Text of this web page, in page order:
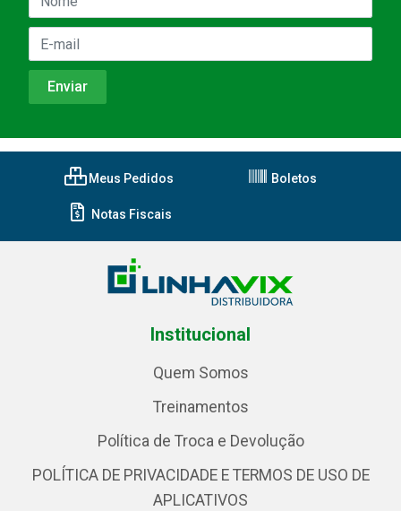
Meus Pedidos Boletos
Notas Fiscais
Institucional
Quem Somos
Treinamentos
Política de Troca e Devolução
POLÍTICA DE PRIVACIDADE E TERMOS DE USO DE
APLICATIVOS